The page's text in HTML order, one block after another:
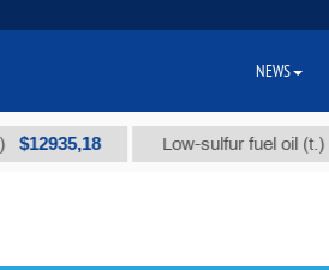
$12935,18 Low-sulfur fuel oil (t.)
NEWS